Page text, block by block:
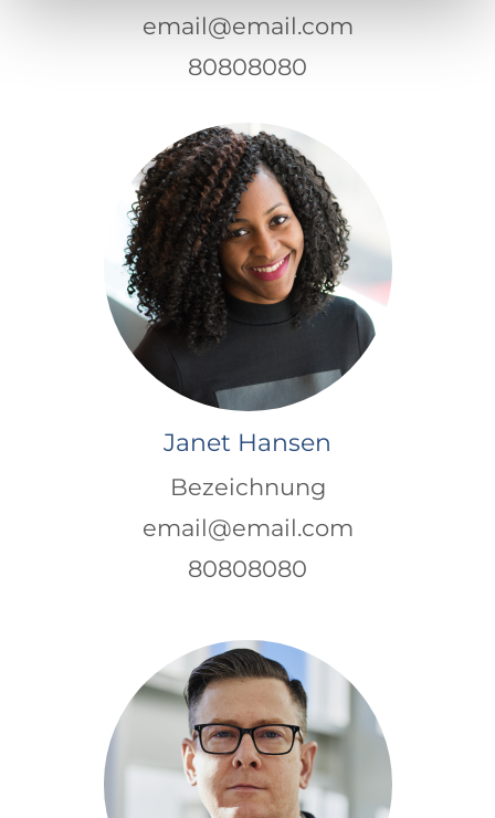
email@email.com
80808080
Janet Hansen
Bezeichnung
email@email.com
80808080